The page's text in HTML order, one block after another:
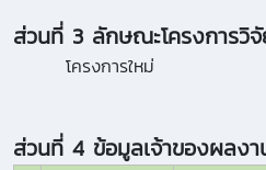
ส่วนที่ 3 ลักษณะโครงการวิ
โครงการใหม่
ส่วนที่ 4 ข้อมูลเจ้าของผลง